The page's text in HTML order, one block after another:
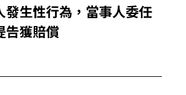
發生性行為，當事人委任
告獲賠償